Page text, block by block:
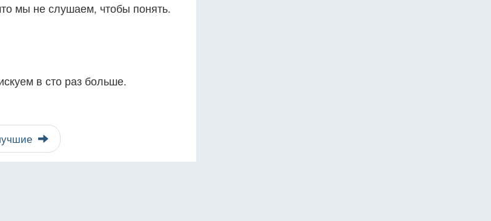
мы не слушаем, чтобы понять.
в сто раз больше.